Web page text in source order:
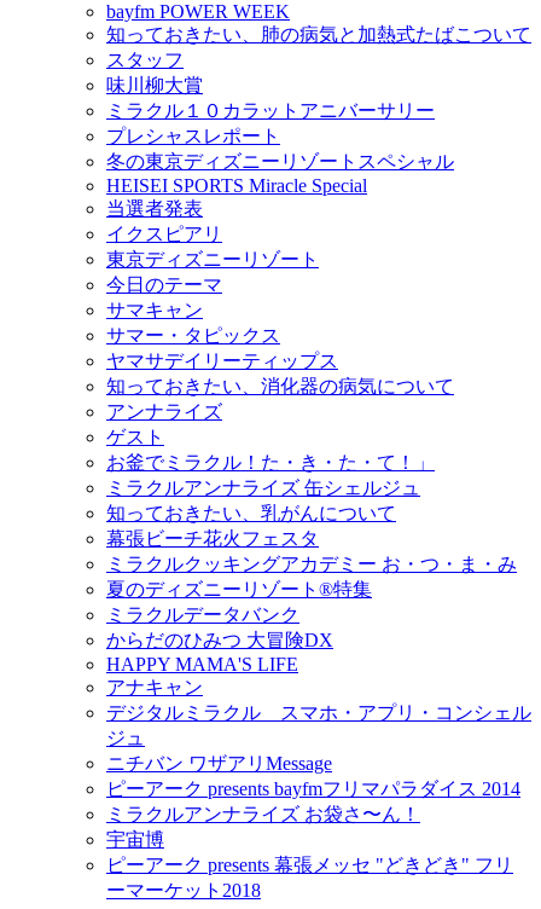
bayfm POWER WEEK
知っておきたい、肺の病気と加熱式たばこついて
スタッフ
味川柳大賞
ミラクル１０カラットアニバーサリー
プレシャスレポート
冬の東京ディズニーリゾートスペシャル
HEISEI SPORTS Miracle Special
当選者発表
イクスピアリ
東京ディズニーリゾート
今日のテーマ
サマキャン
サマー・タピックス
ヤマサデイリーティップス
知っておきたい、消化器の病気について
アンナライズ
ゲスト
お釜でミラクル！た・き・た・て！」
ミラクルアンナライズ 缶シェルジュ
知っておきたい、乳がんについて
幕張ビーチ花火フェスタ
ミラクルクッキングアカデミー お・つ・ま・み
夏のディズニーリゾート®特集
ミラクルデータバンク
からだのひみつ 大冒険DX
HAPPY MAMA'S LIFE
アナキャン
デジタルミラクル スマホ・アプリ・コンシェル
ジュ
ニチバン ワザアリMessage
ピーアーク presents bayfmフリマパラダイス 2014
ミラクルアンナライズ お袋さ〜ん！
宇宙博
ピーアーク presents 幕張メッセ "どきどき" フリ
ーマーケット2018